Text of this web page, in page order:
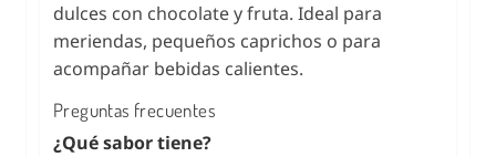
dulces con chocolate y fruta. Ideal para
meriendas, pequeños caprichos o para
acompañar bebidas calientes.
Preguntas frecuentes
¿Qué sabor tiene?